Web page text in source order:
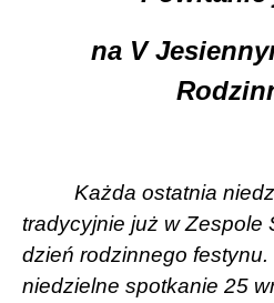
na V
R
Każda ostatnia
tradycyjnie już w Zespole
dzień rodzinnego festynu.
niedzielne spotkanie 25